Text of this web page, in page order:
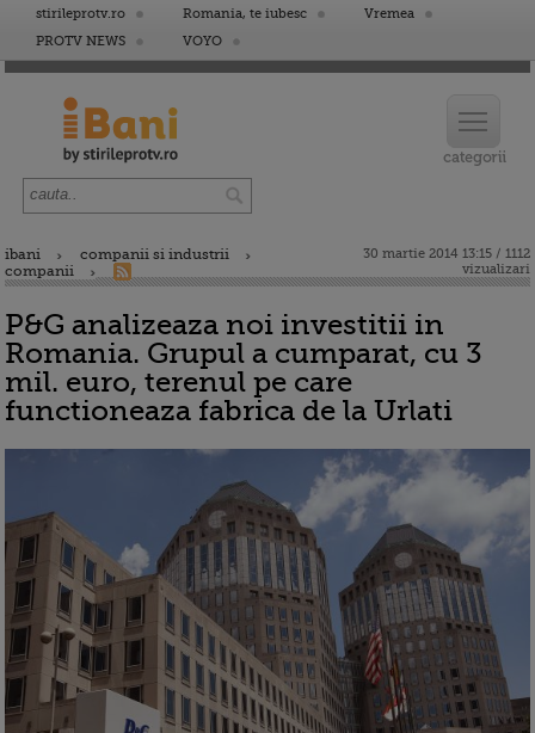
stirileprotv.ro Romania, te iubesc
Vremea
PROTV NEWS
VOYO
ibani
companii si industrii
companii
30 martie 2014 13:15 / 1112
vizualizari
P&G analizeaza noi investitii in
Romania. Grupul a cumparat, cu 3
mil. euro, terenul pe care
functioneaza fabrica de la Urlati